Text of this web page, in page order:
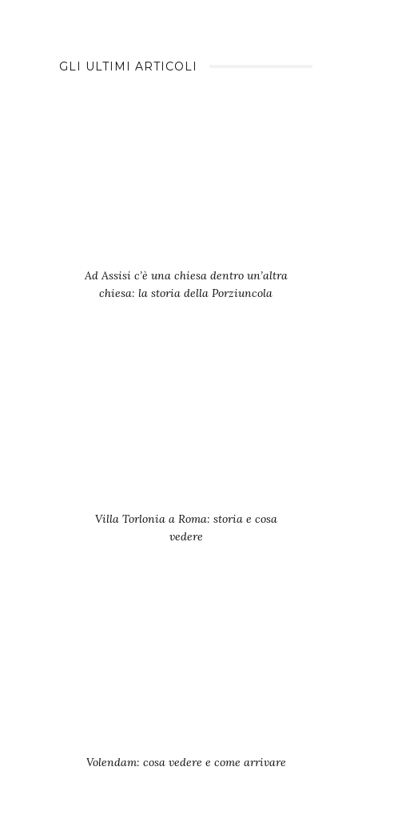
GLI ULTIMI ARTICOLI
Ad Assisi c’è una chiesa dentro un’altra
chiesa: la storia della Porziuncola
Villa Torlonia a Roma: storia e cosa
vedere
Volendam: cosa vedere e come arrivare